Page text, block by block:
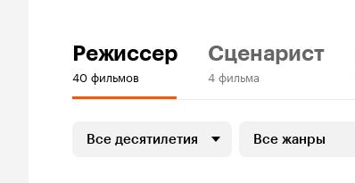
Режиссер
40 фильмов
Сценарист
4 фильма
Все десятилетия Все жанры